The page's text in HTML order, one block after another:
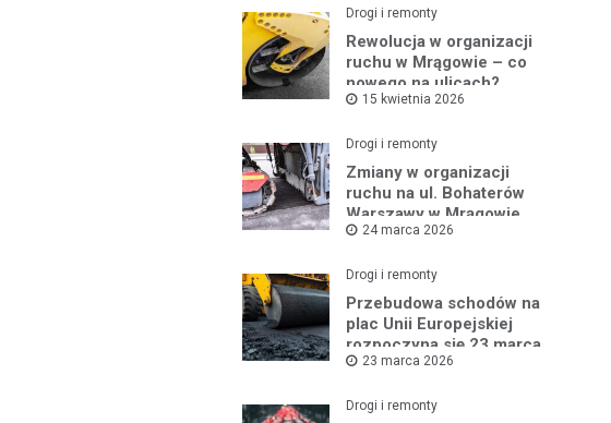
Drogi i remonty
Rewolucja w organizacji
ruchu w Mrągowie – co
nowego na ulicach?
15 kwietnia 2026
Drogi i remonty
Zmiany w organizacji
ruchu na ul. Bohaterów
Warszawy w Mrągowie
24 marca 2026
Drogi i remonty
Przebudowa schodów na
plac Unii Europejskiej
rozpoczyna się 23 marca
23 marca 2026
Drogi i remonty